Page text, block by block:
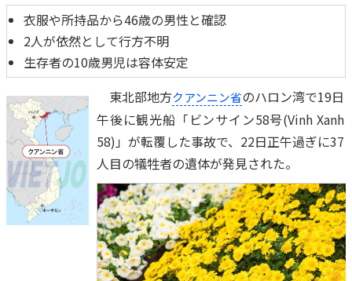
衣服や所持品から46歳の男性と確認
2人が依然として行方不明
生存者の10歳男児は容体安定
東北部地方クアンニン省のハロン湾で19日
午後に観光船「ビンサイン58号(Vinh Xanh
58)」が転覆した事故で、22日正午過ぎに37
人目の犠牲者の遺体が発見された。